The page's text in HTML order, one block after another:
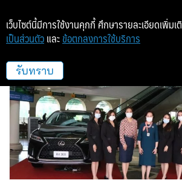
โพธาลัย เลเชอร์ ปาร์ค
เว็บไซต์นี้มีการใช้งานคุกกี้ ศึกษารายละเอียดเพิ่มเ
เป็นส่วนตัว และ ข้อตกลงการใช้บริการ
รับทราบ